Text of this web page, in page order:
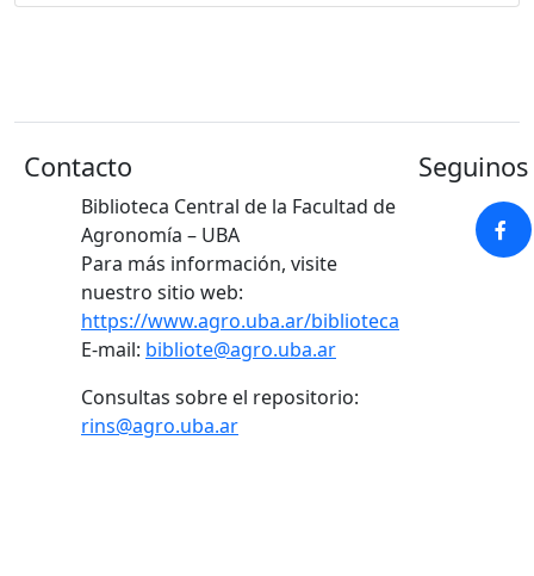
Contacto
Biblioteca Central de la Facultad de
Agronomía – UBA
Para más información, visite
nuestro sitio web:
https://www.agro.uba.ar/biblioteca
E-mail: bibliote@agro.uba.ar
Consultas sobre el repositorio:
rins@agro.uba.ar